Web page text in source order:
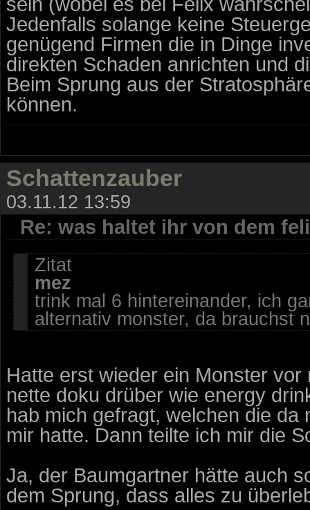
Jedenfalls solange keine
genügend Firmen die in Dinge
direkten Schaden anrichten und
Beim Sprung aus der
können.
Schattenzauber
03.11.12 13:59
Re: was haltet ihr von dem
Zitat
mez
trink mal 6 hintereinander, ich
alternativ monster, da brauchst
Hatte erst wieder ein Monster
nette doku drüber wie energy
hab mich gefragt, welchen die
mir hatte. Dann teilte ich mir die
Ja, der Baumgartner hätte auch
dem Sprung, dass alles zu